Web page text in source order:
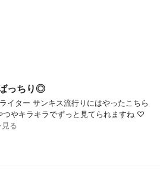
っちり◎
イター サンキス流行りにはやったこちら
つやキラキラでずっと見てられますね ♡
る